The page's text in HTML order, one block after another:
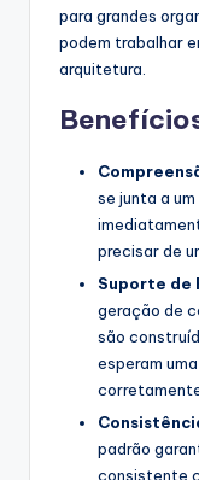
para grandes
podem trabalhar
arquitetura.
se junta a
precisar de
Suporte de
geração de
são
esperam
padrão
consistente